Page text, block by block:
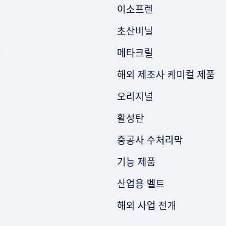
이소프렌
초산비닐
메타크릴
해외 제조사 케미컬 제품
오리지널
활성탄
중공사 수처리막
기능 제품
산업용 벨트
해외 사업 전개